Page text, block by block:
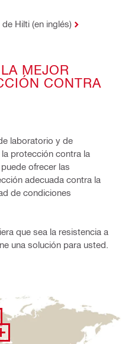
Hilti (en inglés)
MEJOR
CONTRA
laboratorio y de
protección contra la
ofrecer las
adecuada contra la
de condiciones
que sea la resistencia a
una solución para usted.